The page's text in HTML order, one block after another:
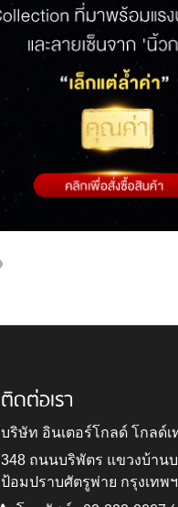
ติดต่อเรา
บริษัท อินเตอร์โกลด์ โกลด์เ
348 ถนนบริพัตร แขวงบ้าน
ป้อมปราบศัตรูพ่าย กรุงเทพ